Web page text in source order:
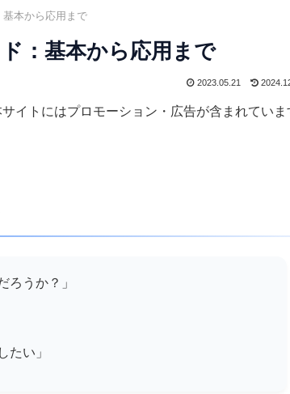
基本から応用まで
：基本から応用まで
2023.05.21
イトにはプロモーション・広告が含まれていま
ろうか？」
たい」